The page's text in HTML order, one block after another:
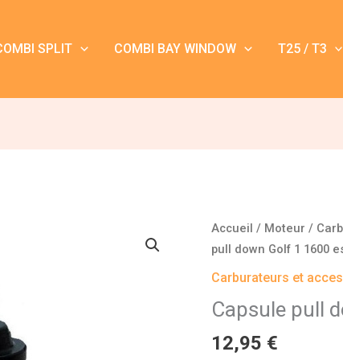
SPLIT COMBI BAY WINDOW T25 / T3
Accueil / Moteur /
pull down Golf 1 1600
Carburateurs et
Capsule pull
12,95 €
quantité
de
Capsule
down
1